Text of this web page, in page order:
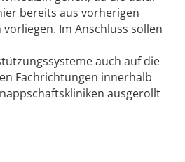
bereits aus vorherigen
Im Anschluss sollen
auch auf die
Fachrichtungen innerhalb
ausgerollt